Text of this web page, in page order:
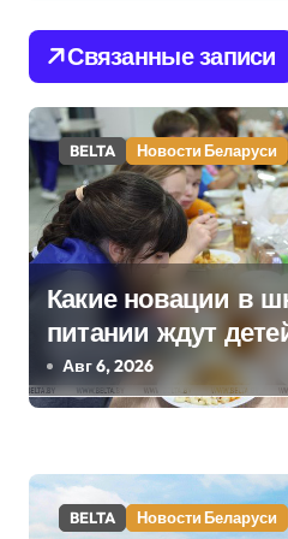
и
г
а
ц
и
я
п
о
а
Связанные записи
BELTA Новости Беларуси
Какие новации в
питании ждут
рассказали в
Авг 6, 2026
BELTA Новости Беларуси